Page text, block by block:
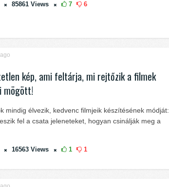
85861 Views 7 6
ago
kép, ami feltárja, mi rejtőzik a filmek
mögött!
mindig élvezik, kedvenc filmjeik készítésének módját:
fel a csata jeleneteket, hogyan csinálják meg a
16563 Views 1 1